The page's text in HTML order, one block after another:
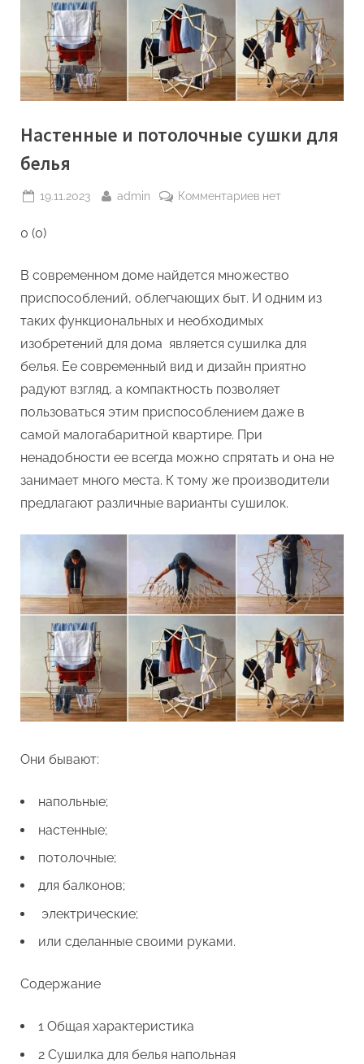
Настенные и потолочные сушки для
белья
Posted
19.11.2023 By
admin Комментариевк
потолочные
для
белья
нет
0 (0)
В современном доме найдется множество
приспособлений, облегчающих быт. И одним из
таких функциональных и необходимых
изобретений для дома является сушилка для
белья. Ее современный вид и дизайн приятно
радуют взгляд, а компактность позволяет
пользоваться этим приспособлением даже в
самой малогабаритной квартире. При
ненадобности ее всегда можно спрятать и она не
занимает много места. К тому же производители
предлагают различные варианты сушилок.
Они бывают:
напольные;
настенные;
потолочные;
для балконов;
электрические;
или сделанные своими руками.
Содержание
1 Общая характеристика
2 Сушилка для белья напольная